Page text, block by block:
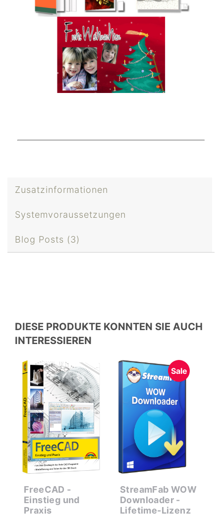
Zusatzinformationen
Systemvoraussetzungen
Blog Posts (3)
DIESE PRODUKTE KONNTEN SIE AUCH
INTERESSIEREN
FreeCAD -
Einstieg und
Praxis
Sale
StreamFab WOW
Downloader -
Lifetime-Lizenz